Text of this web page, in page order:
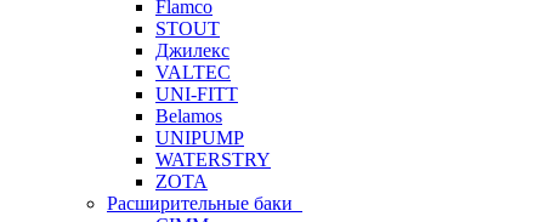
Flamco
STOUT
Джилекс
VALTEC
UNI-FITT
Belamos
UNIPUMP
WATERSTRY
ZOTA
Расширительные баки